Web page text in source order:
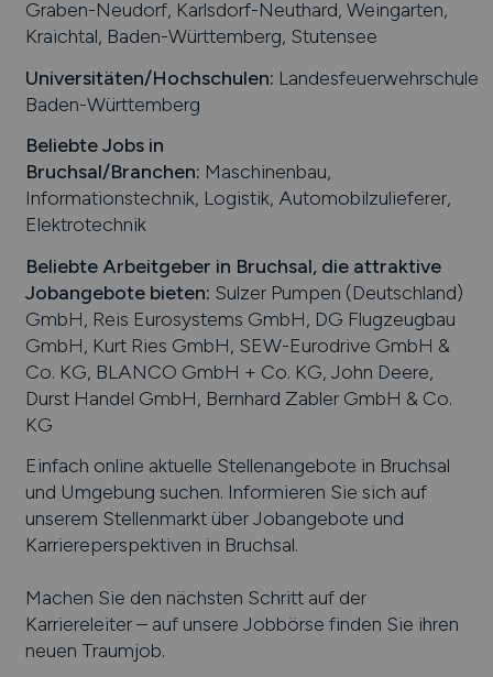
Graben-Neudorf, Karlsdorf-Neuthard, Weingarten,
Kraichtal, Baden-Württemberg, Stutensee
Universitäten/Hochschulen: Landesfeuerwehrschule
Baden-Württemberg
Beliebte Jobs in
Bruchsal/Branchen: Maschinenbau,
Informationstechnik, Logistik, Automobilzulieferer,
Elektrotechnik
Beliebte Arbeitgeber in Bruchsal, die attraktive
Jobangebote bieten: Sulzer Pumpen (Deutschland)
GmbH, Reis Eurosystems GmbH, DG Flugzeugbau
GmbH, Kurt Ries GmbH, SEW-Eurodrive GmbH &
Co. KG, BLANCO GmbH + Co. KG, John Deere,
Durst Handel GmbH, Bernhard Zabler GmbH & Co.
KG
Einfach online aktuelle Stellenangebote in Bruchsal
und Umgebung suchen. Informieren Sie sich auf
unserem Stellenmarkt über Jobangebote und
Karriereperspektiven in Bruchsal.
Machen Sie den nächsten Schritt auf der
Karriereleiter – auf unsere Jobbörse finden Sie ihren
neuen Traumjob.